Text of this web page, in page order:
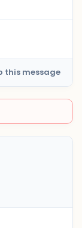
this message